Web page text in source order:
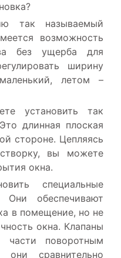
так называемый
возможность
без ущерба для
ширину
летом –
установить так
длинная плоская
стороне. Цепляясь
вы можете
окна.
специальные
Они обеспечивают
в помещение, но не
окна. Клапаны
части поворотным
они сравнительно